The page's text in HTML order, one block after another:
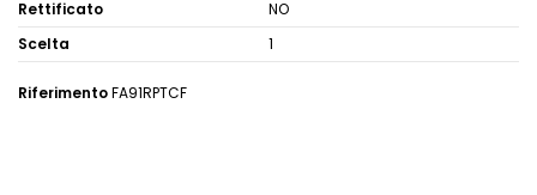
Rettificato
NO
Scelta
1
RiferimentoFA91RPTCF